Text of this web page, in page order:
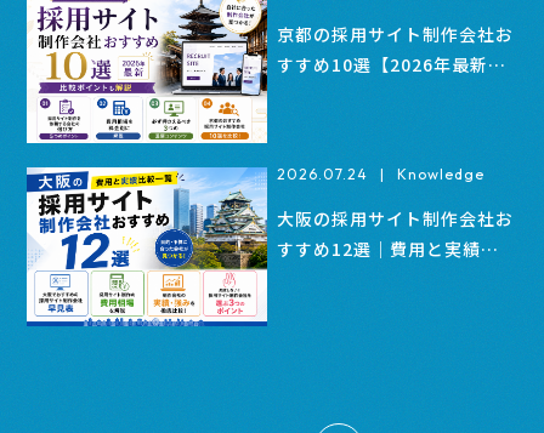
京都の採用サイト制作会社お
すすめ10選【2026年最新】
2026.07.24 | Knowledge
大阪の採用サイト制作会社お
すすめ12選｜費用と実績比